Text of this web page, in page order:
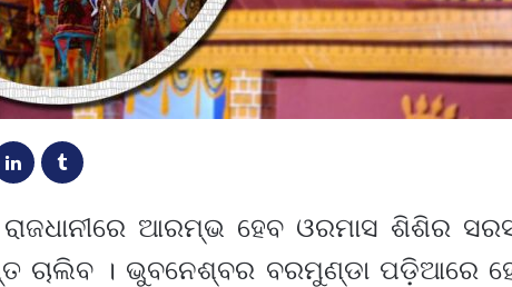
ଆରମ୍ଭ ହେବ ଓରମାସ ଶିଶିର ସରସ
ଚାଲିବ । ଭୁବନେଶ୍ବର ବରମୁଣ୍ଡା ପଡ଼ିଆରେ